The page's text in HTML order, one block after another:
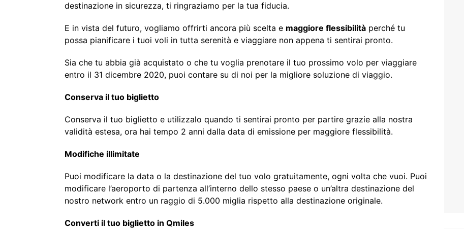
destinazione in sicurezza, ti ringraziamo per la tua fiducia.
E in vista del futuro, vogliamo offrirti ancora più scelta e maggiore flessibilità perché tu
possa pianificare i tuoi voli in tutta serenità e viaggiare non appena ti sentirai pronto.
Sia che tu abbia già acquistato o che tu voglia prenotare il tuo prossimo volo per viaggiare
entro il 31 dicembre 2020, puoi contare su di noi per la migliore soluzione di viaggio.
Conserva il tuo biglietto
Conserva il tuo biglietto e utilizzalo quando ti sentirai pronto per partire grazie alla nostra
validità estesa, ora hai tempo 2 anni dalla data di emissione per maggiore flessibilità.
Modifiche illimitate
Puoi modificare la data o la destinazione del tuo volo gratuitamente, ogni volta che vuoi. Puoi
modificare l’aeroporto di partenza all’interno dello stesso paese o un’altra destinazione del
nostro network entro un raggio di 5.000 miglia rispetto alla destinazione originale.
Converti il tuo biglietto in Qmiles